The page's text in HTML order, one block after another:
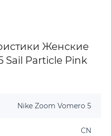
Женские
Sail Particle Pink
Nike Zoom Vomero 5
CN